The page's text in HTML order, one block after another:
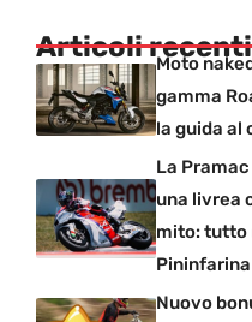
Articoli recenti
Moto
gamma
la guida al
La
una livrea
mito: tutto
Pininfarina
Nuovo